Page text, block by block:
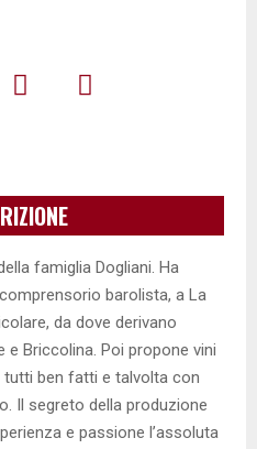
famiglia Dogliani. Ha
barolista, a La
da dove derivano
Briccolina. Poi propone vini
ben fatti e talvolta con
Il segreto della produzione
e passione l’assoluta